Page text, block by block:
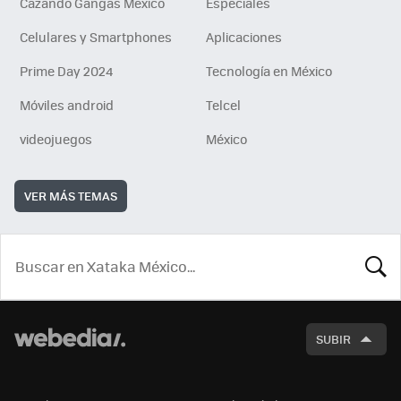
Celulares y Smartphones
Aplicaciones
Prime Day 2024
Tecnología en México
Móviles android
Telcel
videojuegos
México
VER MÁS TEMAS
SUBIR